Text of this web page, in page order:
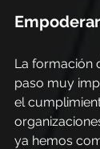
La formación
paso muy
el
ya hemos